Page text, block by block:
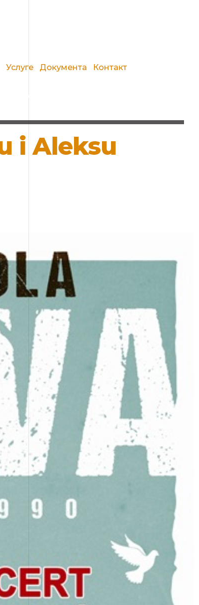
Услуге Документа Контакт
i Aleksu